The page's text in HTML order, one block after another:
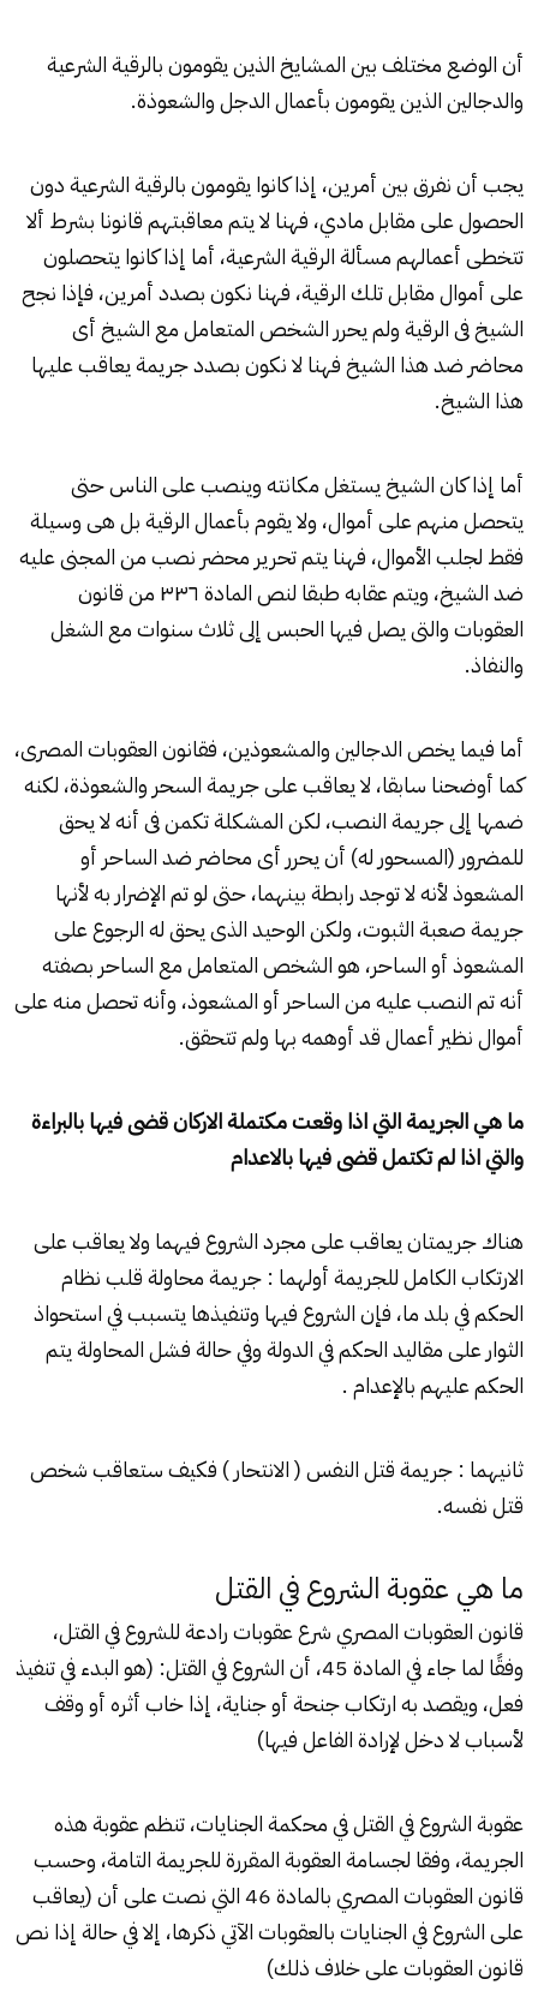
أن الوضع مختلف بين المشايخ الذين يقومون بالرقية الشرعية
والدجالين الذين يقومون بأعمال الدجل والشعوذة.
يجب أن نفرق بين أمرين، إذا كانوا يقومون بالرقية الشرعية دون
الحصول على مقابل مادي، فهنا لا يتم معاقبتهم قانونا بشرط ألا
تتخطى أعمالهم مسألة الرقية الشرعية، أما إذا كانوا يتحصلون
على أموال مقابل تلك الرقية، فهنا نكون بصدد أمرين، فإذا نجح
الشيخ فى الرقية ولم يحرر الشخص المتعامل مع الشيخ أى
محاضر ضد هذا الشيخ فهنا لا نكون بصدد جريمة يعاقب عليها
هذا الشيخ.
أما إذا كان الشيخ يستغل مكانته وينصب على الناس حتى
يتحصل منهم على أموال، ولا يقوم بأعمال الرقية بل هى وسيلة
فقط لجلب الأموال، فهنا يتم تحرير محضر نصب من المجنى عليه
ضد الشيخ، ويتم عقابه طبقا لنص المادة ٣٣٦ من قانون
العقوبات والتى يصل فيها الحبس إلى ثلاث سنوات مع الشغل
والنفاذ.
أما فيما يخص الدجالين والمشعوذين، فقانون العقوبات المصرى،
كما أوضحنا سابقا، لا يعاقب على جريمة السحر والشعوذة، لكنه
ضمها إلى جريمة النصب، لكن المشكلة تكمن فى أنه لا يحق
للمضرور (المسحور له) أن يحرر أى محاضر ضد الساحر أو
المشعوذ لأنه لا توجد رابطة بينهما، حتى لو تم الإضرار به لأنها
جريمة صعبة الثبوت، ولكن الوحيد الذى يحق له الرجوع على
المشعوذ أو الساحر، هو الشخص المتعامل مع الساحر بصفته
أنه تم النصب عليه من الساحر أو المشعوذ، وأنه تحصل منه على
أموال نظير أعمال قد أوهمه بها ولم تتحقق.
ما هي الجريمة التي اذا وقعت مكتملة الاركان قضى فيها بالبراءة
والتي اذا لم تكتمل قضى فيها بالاعدام
هناك جريمتان يعاقب على مجرد الشروع فيهما ولا يعاقب على
الارتكاب الكامل للجريمة أولهما : جريمة محاولة قلب نظام
الحكم في بلد ما، فإن الشروع فيها وتنفيذها يتسبب في استحواذ
الثوار على مقاليد الحكم في الدولة وفي حالة فشل المحاولة يتم
الحكم عليهم بالإعدام .
ثانيهما : جريمة قتل النفس ( الانتحار ) فكيف ستعاقب شخص
قتل نفسه.
ما هي عقوبة الشروع في القتل
قانون العقوبات المصري شرع عقوبات رادعة للشروع في القتل،
وفقًا لما جاء في المادة 45، أن الشروع في القتل: (هو البدء في تنفيذ
فعل، ويقصد به ارتكاب جنحة أو جناية، إذا خاب أثره أو وقف
لأسباب لا دخل لإرادة الفاعل فيها)
عقوبة الشروع في القتل في محكمة الجنايات، تنظم عقوبة هذه
الجريمة، وفقا لجسامة العقوبة المقررة للجريمة التامة، وحسب
قانون العقوبات المصري بالمادة 46 التي نصت على أن (يعاقب
على الشروع في الجنايات بالعقوبات الآتي ذكرها، إلا في حالة إذا نص
قانون العقوبات على خلاف ذلك)